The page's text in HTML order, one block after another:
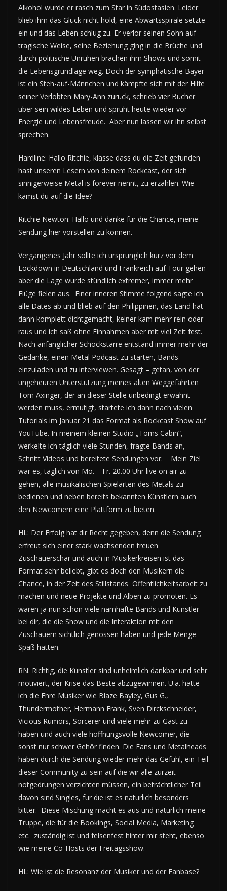
Alkohol wurde er rasch zum Star in Südostasien. Leider
blieb ihm das Glück nicht hold, eine Abwärtsspirale setzte
ein und das Leben schlug zu. Er verlor seinen Sohn auf
tragische Weise, seine Beziehung ging in die Brüche und
durch politische Unruhen brachen ihm Shows und somit
die Lebensgrundlage weg. Doch der symphatische Bayer
ist ein Steh-auf-Männchen und kämpfte sich mit der Hilfe
seiner Verlobten Mary-Ann zurück, schrieb vier Bücher
über sein wildes Leben und sprüht heute wieder vor
Energie und Lebensfreude. Aber nun lassen wir ihn selbst
sprechen.
Hardline: Hallo Ritchie, klasse dass du die Zeit gefunden
hast unseren Lesern von deinem Rockcast, der sich
sinnigerweise Metal is forever nennt, zu erzählen. Wie
kamst du auf die Idee?
Ritchie Newton: Hallo und danke für die Chance, meine
Sendung hier vorstellen zu können.
Vergangenes Jahr sollte ich ursprünglich kurz vor dem
Lockdown in Deutschland und Frankreich auf Tour gehen
aber die Lage wurde stündlich extremer, immer mehr
Flüge fielen aus. Einer inneren Stimme folgend sagte ich
alle Dates ab und blieb auf den Philippinen, das Land hat
dann komplett dichtgemacht, keiner kam mehr rein oder
raus und ich saß ohne Einnahmen aber mit viel Zeit fest.
Nach anfänglicher Schockstarre entstand immer mehr der
Gedanke, einen Metal Podcast zu starten, Bands
einzuladen und zu interviewen. Gesagt – getan, von der
ungeheuren Unterstützung meines alten Weggefährten
Tom Axinger, der an dieser Stelle unbedingt erwähnt
werden muss, ermutigt, startete ich dann nach vielen
Tutorials im Januar 21 das Format als Rockcast Show auf
YouTube. In meinem kleinen Studio „Toms Cabin“,
werkelte ich täglich viele Stunden, fragte Bands an,
Schnitt Videos und bereitete Sendungen vor. Mein Ziel
war es, täglich von Mo. – Fr. 20.00 Uhr live on air zu
gehen, alle musikalischen Spielarten des Metals zu
bedienen und neben bereits bekannten Künstlern auch
den Newcomern eine Plattform zu bieten.
HL: Der Erfolg hat dir Recht gegeben, denn die Sendung
erfreut sich einer stark wachsenden treuen
Zuschauerschar und auch in Musikerkreisen ist das
Format sehr beliebt, gibt es doch den Musikern die
Chance, in der Zeit des Stillstands Öffentlichkeitsarbeit zu
machen und neue Projekte und Alben zu promoten. Es
waren ja nun schon viele namhafte Bands und Künstler
bei dir, die die Show und die Interaktion mit den
Zuschauern sichtlich genossen haben und jede Menge
Spaß hatten.
RN: Richtig, die Künstler sind unheimlich dankbar und sehr
motiviert, der Krise das Beste abzugewinnen. U.a. hatte
ich die Ehre Musiker wie Blaze Bayley, Gus G.,
Thundermother, Hermann Frank, Sven Dirckschneider,
Vicious Rumors, Sorcerer und viele mehr zu Gast zu
haben und auch viele hoffnungsvolle Newcomer, die
sonst nur schwer Gehör finden. Die Fans und Metalheads
haben durch die Sendung wieder mehr das Gefühl, ein Teil
dieser Community zu sein auf die wir alle zurzeit
notgedrungen verzichten müssen, ein beträchtlicher Teil
davon sind Singles, für die ist es natürlich besonders
bitter. Diese Mischung macht es aus und natürlich meine
Truppe, die für die Bookings, Social Media, Marketing
etc. zuständig ist und felsenfest hinter mir steht, ebenso
wie meine Co-Hosts der Freitagsshow.
HL: Wie ist die Resonanz der Musiker und der Fanbase?